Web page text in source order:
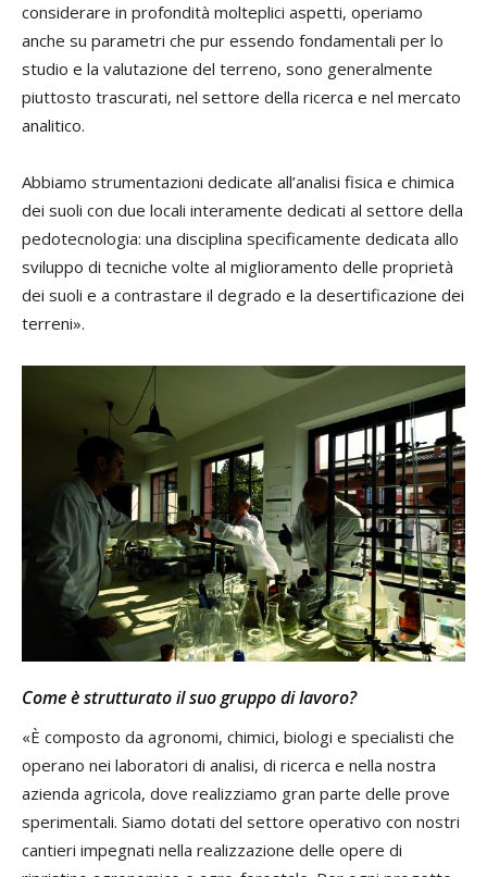
considerare in profondità molteplici aspetti, operiamo
anche su parametri che pur essendo fondamentali per lo
studio e la valutazione del terreno, sono generalmente
piuttosto trascurati, nel settore della ricerca e nel mercato
analitico.
Abbiamo strumentazioni dedicate all’analisi fisica e chimica
dei suoli con due locali interamente dedicati al settore della
pedotecnologia: una disciplina specificamente dedicata allo
sviluppo di tecniche volte al miglioramento delle proprietà
dei suoli e a contrastare il degrado e la desertificazione dei
terreni».
Come è strutturato il suo gruppo di lavoro?
«È composto da agronomi, chimici, biologi e specialisti che
operano nei laboratori di analisi, di ricerca e nella nostra
azienda agricola, dove realizziamo gran parte delle prove
sperimentali. Siamo dotati del settore operativo con nostri
cantieri impegnati nella realizzazione delle opere di